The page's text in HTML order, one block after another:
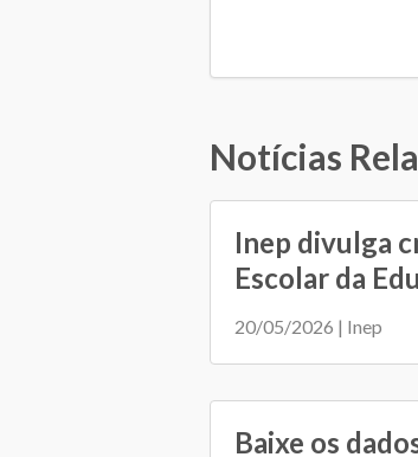
Notícias
Inep divulga
Escolar da
20/05/2026 | Inep
Baixe os